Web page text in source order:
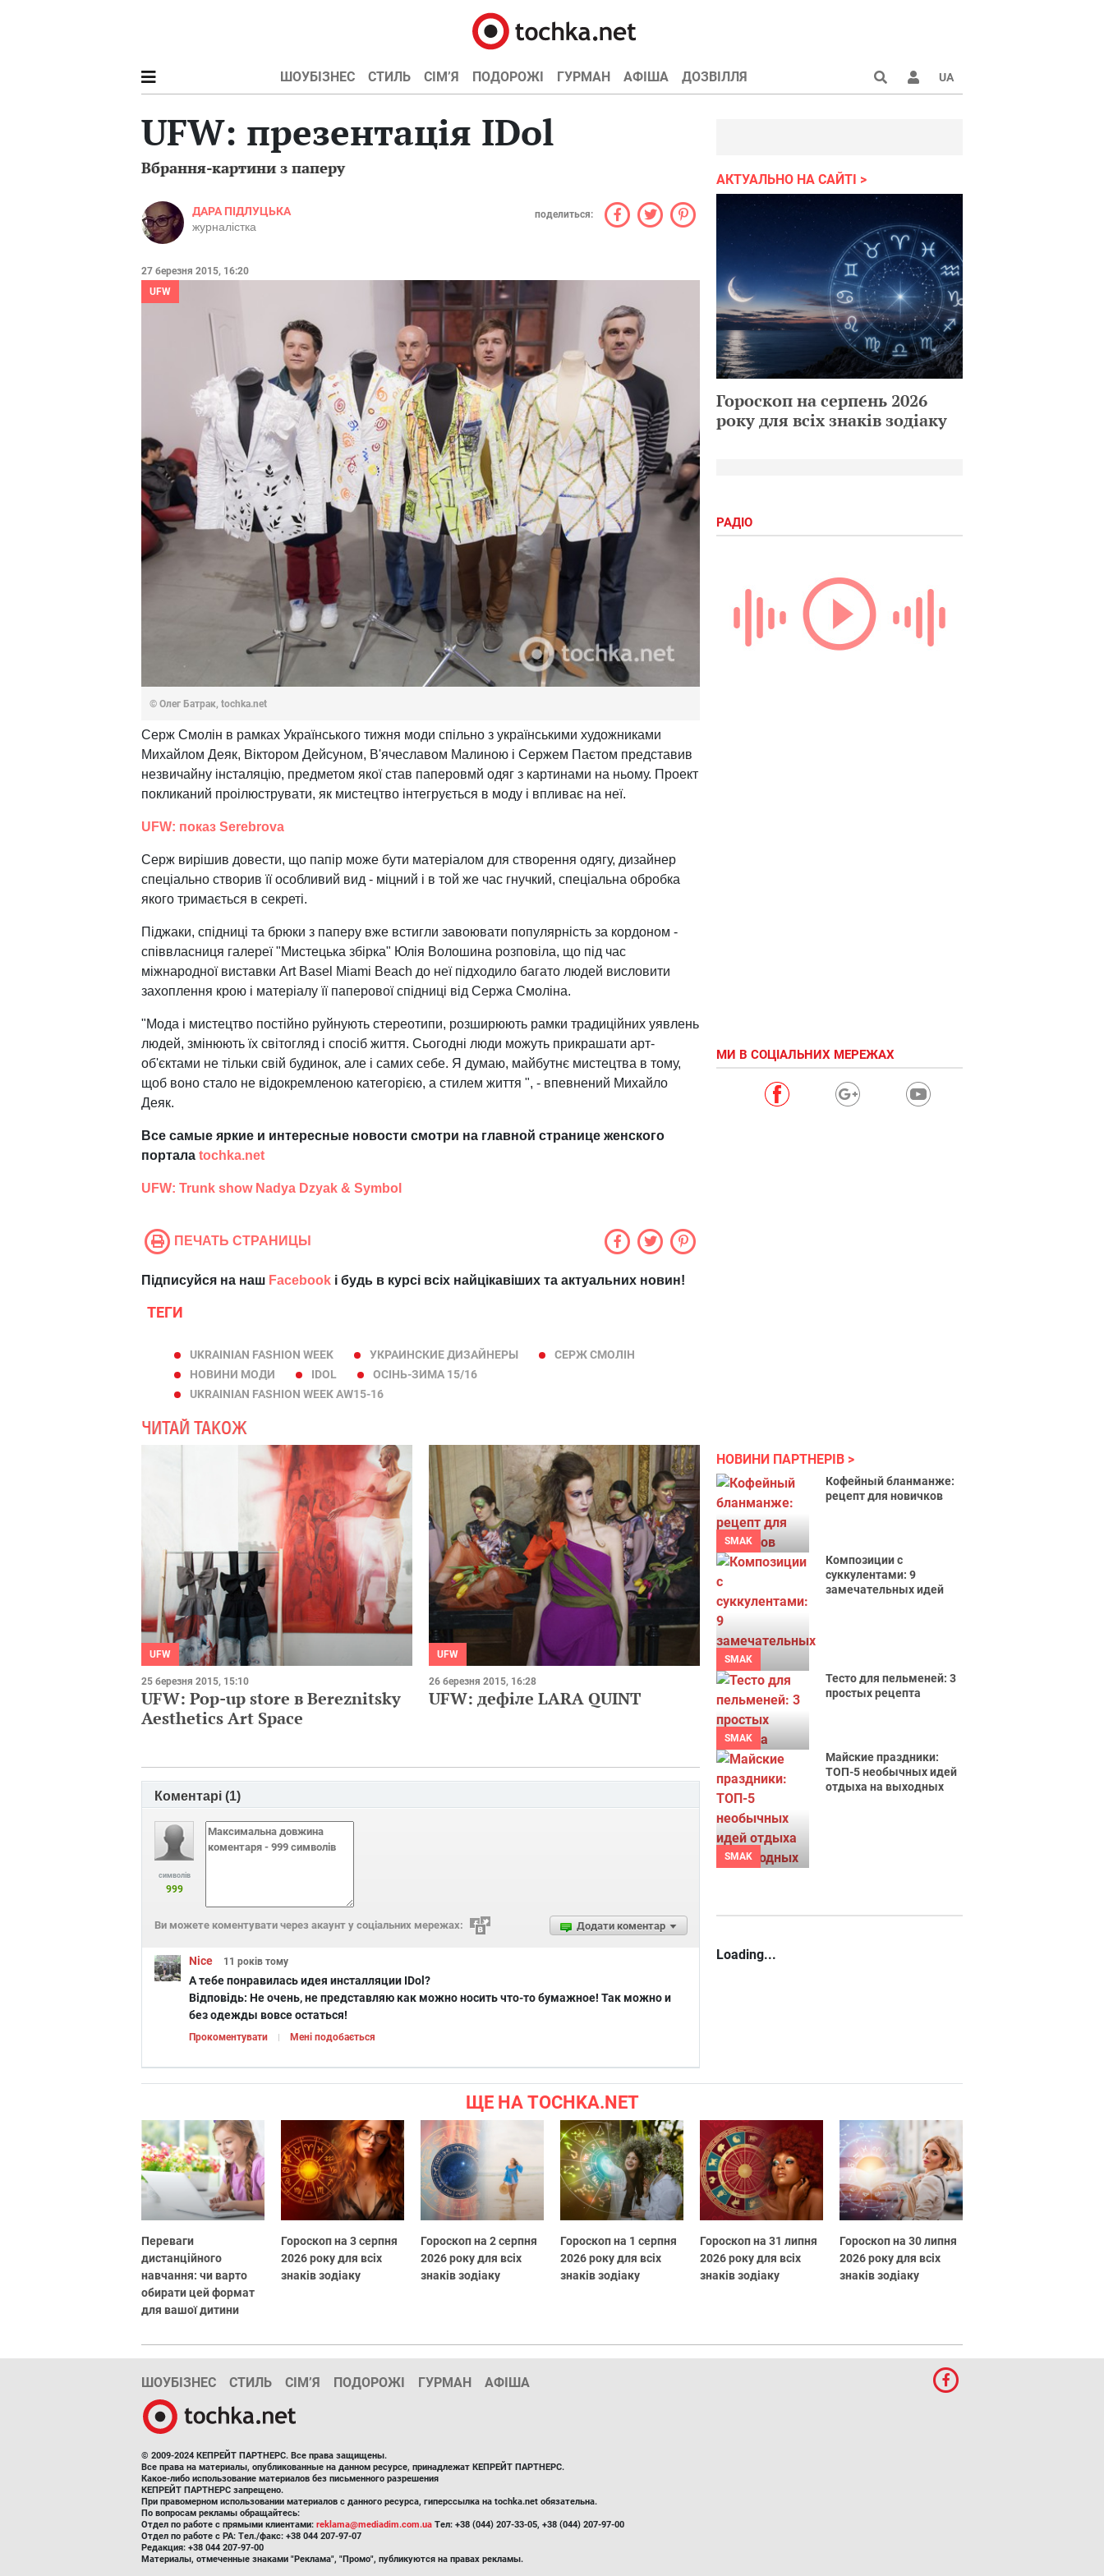
ШОУБІЗНЕС СТИЛЬ СІМ’Я ПОДОРОЖІ ГУРМАН АФІША ДОЗВІЛЛЯ UA
UFW: презентація IDol
Вбрання-картини з паперу
ДАРА ПІДЛУЦЬКА
журналістка
поделиться:
27 березня 2015, 16:20
UFW
© Олег Батрак, tochka.net
Серж Смолін в рамках Українського тижня моди спільно з українськими художниками
Михайлом Деяк, Віктором Дейсуном, В'ячеславом Малиною і Сержем Паєтом представив
незвичайну інсталяцію, предметом якої став паперовмй одяг з картинами на ньому. Проект
покликаний проілюструвати, як мистецтво інтегрується в моду і впливає на неї.
UFW: показ Serebrova
Серж вирішив довести, що папір може бути матеріалом для створення одягу, дизайнер
спеціально створив її особливий вид - міцний і в той же час гнучкий, спеціальна обробка
якого тримається в секреті.
Піджаки, спідниці та брюки з паперу вже встигли завоювати популярність за кордоном -
співвласниця галереї "Мистецька збірка" Юлія Волошина розповіла, що під час
міжнародної виставки Art Basel Miami Beach до неї підходило багато людей висловити
захоплення крою і матеріалу її паперової спідниці від Сержа Смоліна.
"Мода і мистецтво постійно руйнують стереотипи, розширюють рамки традиційних уявлень
людей, змінюють їх світогляд і спосіб життя. Сьогодні люди можуть прикрашати арт-
об'єктами не тільки свій будинок, але і самих себе. Я думаю, майбутнє мистецтва в тому,
щоб воно стало не відокремленою категорією, а стилем життя ", - впевнений Михайло
Деяк.
Все самые яркие и интересные новости смотри на главной странице женского
портала tochka.net
UFW: Trunk show Nadya Dzyak & Symbol
ПЕЧАТЬ СТРАНИЦЫ
Підписуйся на наш Facebook і будь в курсі всіх найцікавіших та актуальних новин!
ТЕГИ
UKRAINIAN FASHION WEEK УКРАИНСКИЕ ДИЗАЙНЕРЫ
СЕРЖ СМОЛІН
НОВИНИ МОДИ
IDOL
ОСІНЬ-ЗИМА 15/16
UKRAINIAN FASHION WEEK AW15-16
ЧИТАЙ ТАКОЖ
UFW
25 березня 2015, 15:10
UFW: Pop-up store в Bereznitsky
Aesthetics Art Space
UFW
26 березня 2015, 16:28
UFW: дефіле LARA QUINT
Коментарі (1)
символів
999
Додати коментар
Ви можете коментувати через акаунт у соціальних мережах:
Nice 11 років тому
А тебе понравилась идея инсталляции IDol?
Відповідь: Не очень, не представляю как можно носить что-то бумажное! Так можно и
без одежды вовсе остаться!
Прокоментувати Мені подобається
АКТУАЛЬНО НА САЙТІ
Гороскоп на серпень 2026
року для всіх знаків зодіаку
РАДІО
МИ В СОЦІАЛЬНИХ МЕРЕЖАХ
НОВИНИ ПАРТНЕРІВ
SMAK
Кофейный бланманже:
рецепт для новичков
SMAK
Композиции с
суккулентами: 9
замечательных идей
SMAK
Тесто для пельменей: 3
простых рецепта
SMAK
Майские праздники:
ТОП-5 необычных идей
отдыха на выходных
Loading...
ЩЕ НА TOCHKA.NET
Переваги
дистанційного
навчання: чи варто
обирати цей формат
для вашої дитини
Гороскоп на 3 серпня
2026 року для всіх
знаків зодіаку
Гороскоп на 2 серпня
2026 року для всіх
знаків зодіаку
Гороскоп на 1 серпня
2026 року для всіх
знаків зодіаку
Гороскоп на 31 липня
2026 року для всіх
знаків зодіаку
Гороскоп на 30 липня
2026 року для всіх
знаків зодіаку
ШОУБІЗНЕС СТИЛЬ СІМ’Я ПОДОРОЖІ ГУРМАН АФІША
© 2009-2024 КЕПРЕЙТ ПАРТНЕРС. Все права защищены.
Все права на материалы, опубликованные на данном ресурсе, принадлежат КЕПРЕЙТ ПАРТНЕРС.
Какое-либо использование материалов без письменного разрешения
КЕПРЕЙТ ПАРТНЕРС запрещено.
При правомерном использовании материалов с данного ресурса, гиперссылка на tochka.net обязательна.
По вопросам рекламы обращайтесь:
Отдел по работе с прямыми клиентами: reklama@mediadim.com.ua Тел: +38 (044) 207-33-05, +38 (044) 207-97-00
Отдел по работе с РА: Тел./факс: +38 044 207-97-07
Редакция: +38 044 207-97-00
Материалы, отмеченные знаками "Реклама", "Промо", публикуются на правах рекламы.